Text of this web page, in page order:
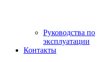
Руководства по
эксплуатации
Контакты